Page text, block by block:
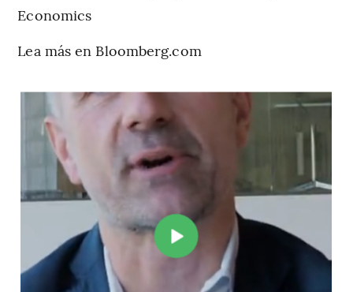
Economics
Lea más en Bloomberg.com